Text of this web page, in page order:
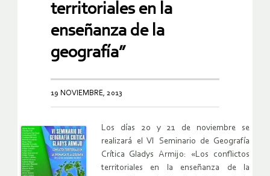
territoriales en la
enseñanza de la
geografía”
19 NOVIEMBRE, 2013
Los días 20 y 21 de noviembre se
realizará el VI Seminario de Geografía
Crítica Gladys Armijo: «Los conflictos
territoriales en la enseñanza de la